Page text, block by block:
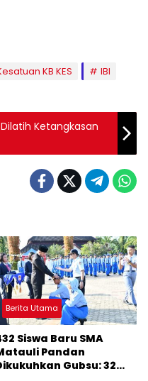
KB KES
IBI
Ketangkasan
Berita Utama
Siswa Baru SMA
Pandan
Gubsu: 32